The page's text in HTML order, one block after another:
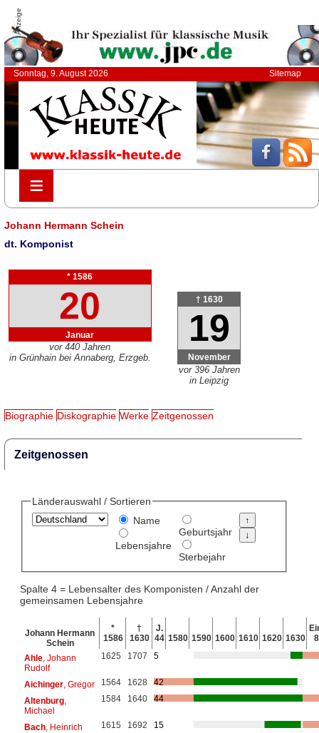
Anzeige
Sonntag, 9. August 2026 Sitemap
≡
≡
Johann Hermann Schein
dt. Komponist
* 1586
20
Januar
vor 440 Jahren
in Grünhain bei Annaberg, Erzgeb.
† 1630
19
November
vor 396 Jahren
in Leipzig
Biographie Diskographie Werke Zeitgenossen
Zeitgenossen
Länderauswahl / Sortieren
Name
Lebensjahre
Geburtsjahr
Sterbejahr
Spalte 4 = Lebensalter des Komponisten / Anzahl der
gemeinsamen Lebensjahre
Johann Hermann
Schein
*
1586
†
1630
J.
44 1580 1590 1600 1610 1620 1630
Ahle, Johann
Rudolf
1625 1707 5
Aichinger, Gregor 1564 1628
42
Altenburg,
Michael
1584 1640 44
Bach, Heinrich 1615 1692
15